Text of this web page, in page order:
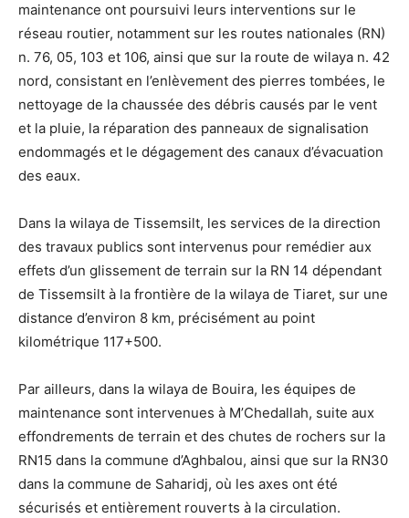
maintenance ont poursuivi leurs interventions sur le
réseau routier, notamment sur les routes nationales (RN)
n. 76, 05, 103 et 106, ainsi que sur la route de wilaya n. 42
nord, consistant en l’enlèvement des pierres tombées, le
nettoyage de la chaussée des débris causés par le vent
et la pluie, la réparation des panneaux de signalisation
endommagés et le dégagement des canaux d’évacuation
des eaux.
Dans la wilaya de Tissemsilt, les services de la direction
des travaux publics sont intervenus pour remédier aux
effets d’un glissement de terrain sur la RN 14 dépendant
de Tissemsilt à la frontière de la wilaya de Tiaret, sur une
distance d’environ 8 km, précisément au point
kilométrique 117+500.
Par ailleurs, dans la wilaya de Bouira, les équipes de
maintenance sont intervenues à M’Chedallah, suite aux
effondrements de terrain et des chutes de rochers sur la
RN15 dans la commune d’Aghbalou, ainsi que sur la RN30
dans la commune de Saharidj, où les axes ont été
sécurisés et entièrement rouverts à la circulation.